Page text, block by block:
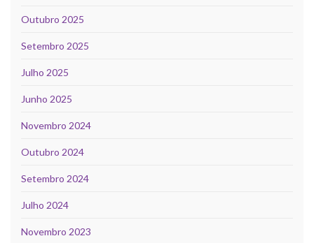
Outubro 2025
Setembro 2025
Julho 2025
Junho 2025
Novembro 2024
Outubro 2024
Setembro 2024
Julho 2024
Novembro 2023